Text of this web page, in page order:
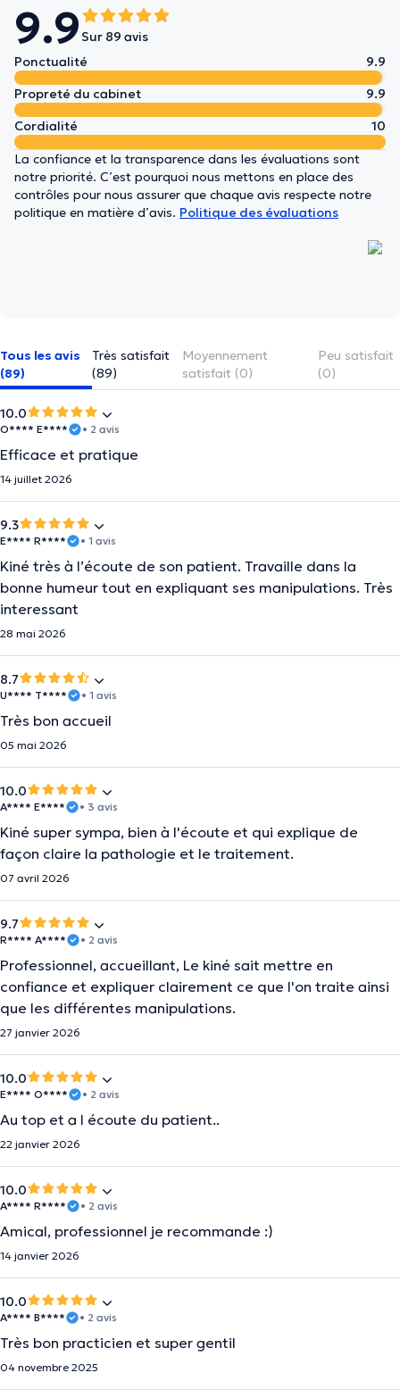
9.9 Sur 89 avis
Ponctualité
9.9
Propreté du cabinet
9.9
Cordialité
10
La confiance et la transparence dans les évaluations sont
notre priorité. C’est pourquoi nous mettons en place des
contrôles pour nous assurer que chaque avis respecte notre
politique en matière d’avis. Politique des évaluations
Tous les avis
(89)
Très satisfait
(89)
Moyennement
satisfait (0)
Peu satisfait
(0)
10.0
O**** E**** • 2 avis
Efficace et pratique
14 juillet 2026
9.3
E**** R**** • 1 avis
Kiné très à l’écoute de son patient. Travaille dans la
bonne humeur tout en expliquant ses manipulations. Très
interessant
28 mai 2026
8.7
U**** T**** • 1 avis
Très bon accueil
05 mai 2026
10.0
A**** E**** • 3 avis
Kiné super sympa, bien à l'écoute et qui explique de
façon claire la pathologie et le traitement.
07 avril 2026
9.7
R**** A**** • 2 avis
Professionnel, accueillant, Le kiné sait mettre en
confiance et expliquer clairement ce que l'on traite ainsi
que les différentes manipulations.
27 janvier 2026
10.0
E**** O**** • 2 avis
Au top et a l écoute du patient..
22 janvier 2026
10.0
A**** R**** • 2 avis
Amical, professionnel je recommande :)
14 janvier 2026
10.0
A**** B**** • 2 avis
Très bon practicien et super gentil
04 novembre 2025